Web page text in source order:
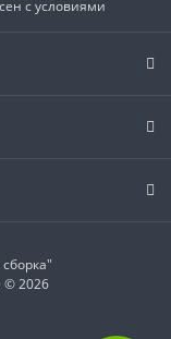
с условиями
© 2026